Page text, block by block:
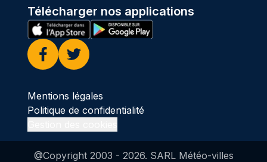
Télécharger nos applications
Facebook
Twitter
Mentions légales
Politique de confidentialité
@Copyright 2003 - 2026. SARL Météo-villes